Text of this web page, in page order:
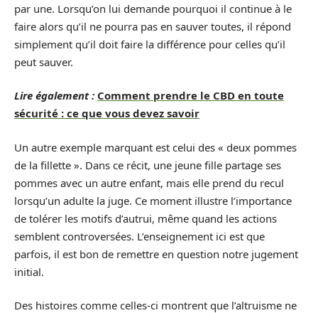
par une. Lorsqu’on lui demande pourquoi il continue à le
faire alors qu’il ne pourra pas en sauver toutes, il répond
simplement qu’il doit faire la différence pour celles qu’il
peut sauver.
Lire également : Comment prendre le CBD en toute
sécurité : ce que vous devez savoir
Un autre exemple marquant est celui des « deux pommes
de la fillette ». Dans ce récit, une jeune fille partage ses
pommes avec un autre enfant, mais elle prend du recul
lorsqu’un adulte la juge. Ce moment illustre l’importance
de tolérer les motifs d’autrui, même quand les actions
semblent controversées. L’enseignement ici est que
parfois, il est bon de remettre en question notre jugement
initial.
Des histoires comme celles-ci montrent que l’altruisme ne